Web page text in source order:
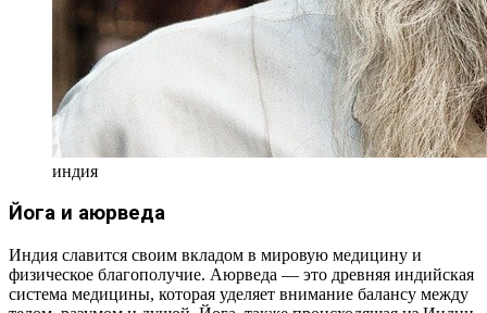
индия
Йога и аюрведа
Индия славится своим вкладом в мировую медицину и
физическое благополучие. Аюрведа — это древняя индийская
система медицины, которая уделяет внимание балансу между